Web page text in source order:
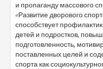
и пропаганду массового
«Развитие дворового
способствует
детей и подростков,
подготовленность,
поставленных целей и
спорта как